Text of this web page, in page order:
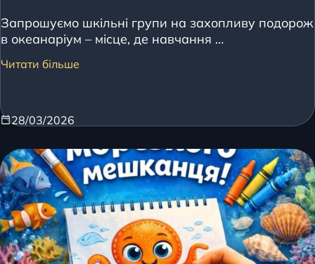
Запрошуємо шкільні групи на захопливу подорож
в океанаріум – місце, де навчання …
Читати більше
28/03/2026